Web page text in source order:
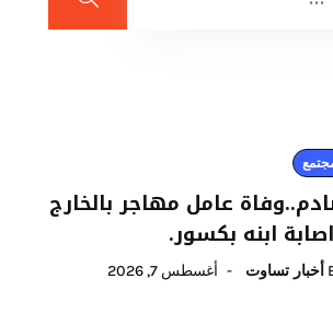
عامل مهاجر بالخارج
ابنه بكسور.
أخبار تساوت أغسطس 7, 2026